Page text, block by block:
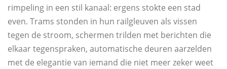
rimpeling in een stil kanaal: ergens stokte een stad
even. Trams stonden in hun railgleuven als vissen
tegen de stroom, schermen trilden met berichten die
elkaar tegenspraken, automatische deuren aarzelden
met de elegantie van iemand die niet meer zeker weet